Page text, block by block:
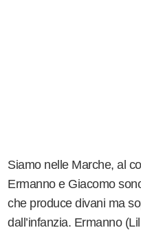
Siamo nelle Marche, al
Ermanno e Giacomo
che produce divani ma
dall’infanzia. Ermanno